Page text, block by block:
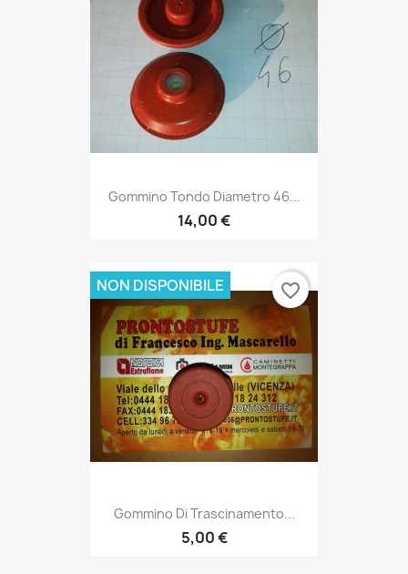
Gommino Tondo Diametro 46...
14,00 €
Gommino Di Trascinamento...
5,00 €
NON DISPONIBILE favorite_border